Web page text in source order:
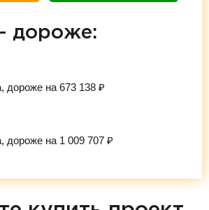
дороже:
дороже на 673 138 ₽
дороже на 1 009 707 ₽